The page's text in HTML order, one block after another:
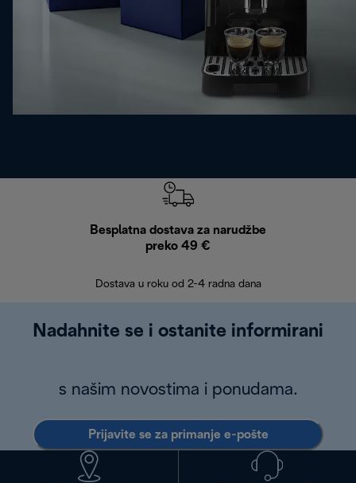
Besplatna dostava za narudžbe
preko 49 €
Dostava u roku od 2-4 radna dana
Nadahnite se i ostanite informirani
s našim novostima i ponudama.
Prijavite se za primanje e-pošte